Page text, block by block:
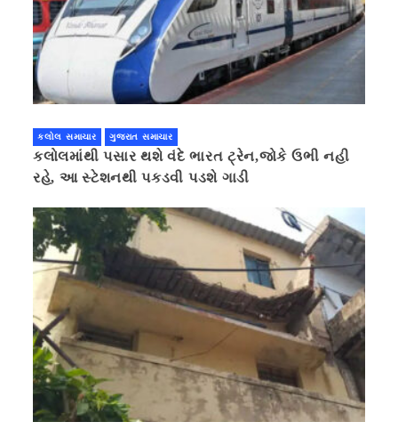
કલોલ સમાચાર ગુજરાત સમાચાર
કલોલમાંથી પસાર થશે વંદે ભારત ટ્રેન,જોકે ઉભી નહી
રહે, આ સ્ટેશનથી પકડવી પડશે ગાડી